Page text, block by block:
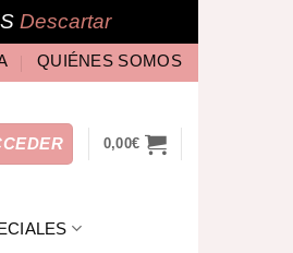
Descartar
QUIÉNES SOMOS
0,00€